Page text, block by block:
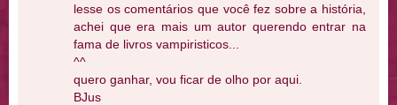
lesse os comentários que você fez sobre a história,
achei que era mais um autor querendo entrar na
fama de livros vampiristicos...
^^
quero ganhar, vou ficar de olho por aqui.
BJus